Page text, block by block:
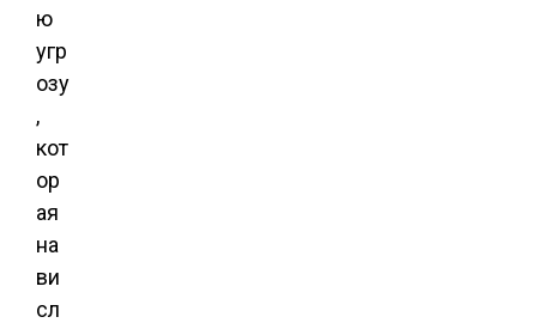
ю
угр
озу
,
кот
ор
ая
на
ви
сл